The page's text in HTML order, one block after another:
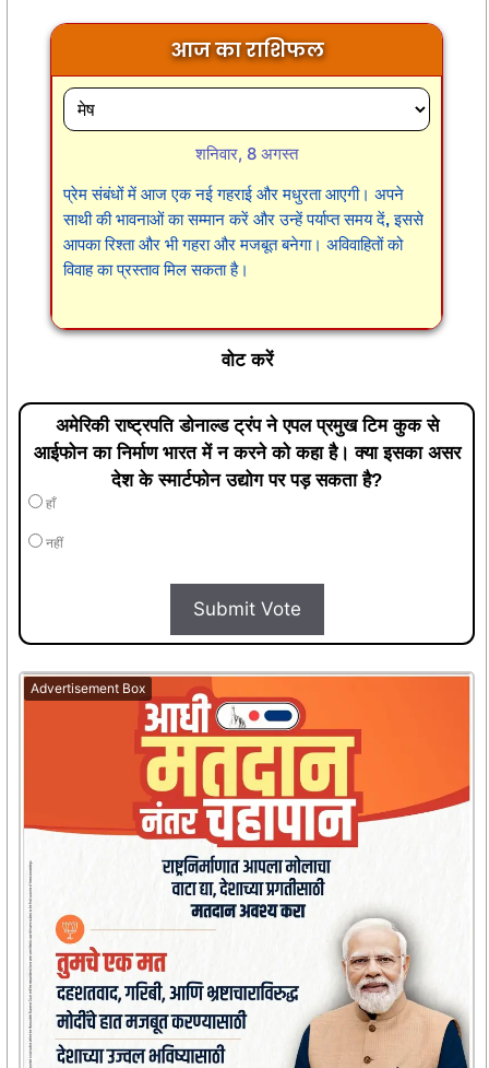
आज का राशिफल
शनिवार, 8 अगस्त
प्रेम संबंधों में आज एक नई गहराई और मधुरता आएगी। अपने
साथी की भावनाओं का सम्मान करें और उन्हें पर्याप्त समय दें, इससे
आपका रिश्ता और भी गहरा और मजबूत बनेगा। अविवाहितों को
विवाह का प्रस्ताव मिल सकता है।
वोट करें
अमेरिकी राष्ट्रपति डोनाल्ड ट्रंप ने एपल प्रमुख टिम कुक से
आईफोन का निर्माण भारत में न करने को कहा है। क्या इसका असर
देश के स्मार्टफोन उद्योग पर पड़ सकता है?
हाँ
नहीं
Submit Vote
Advertisement Box